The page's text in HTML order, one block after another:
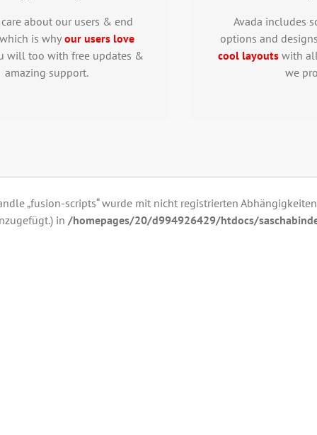
about our users & end
is whyour users love
will too with free updates &
amazing support.
Avada includes
options and
cool layouts with
we
„fusion-scripts“ wurde mit nicht registrierten
in /homepages/20/d994926429/htdocs/